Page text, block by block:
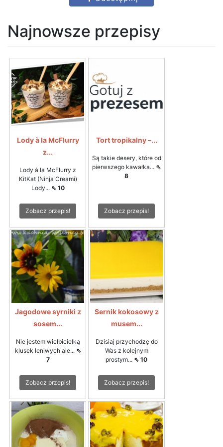
Najnowsze przepisy
Lody à la McFlurry
z...
Lody à la McFlurry z
KitKat (Ninja Creami)
Lody... ⇖ 10
Zobacz przepis!
Tort tropikalny –...
Są takie desery, które od
pierwszego kawałka... ⇖
8
Zobacz przepis!
Jagodowe syrniki z
sosem...
Nie jestem wielbicielką
klusek leniwych ale... ⇖
7
Zobacz przepis!
Sernik kokosowy z
musem...
Dzisiaj przychodzę do
Was z kolejnym
prostym... ⇖ 10
Zobacz przepis!